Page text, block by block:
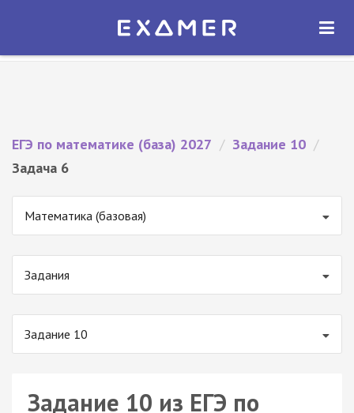
Экзамер — ЕГЭ 2027
ОТКРЫТЬ
ЕГЭ по математике (база) 2027 / Задание 10 /
Задача 6
Математика (базовая)
Задания
Задание 10
Задание 10 из ЕГЭ по